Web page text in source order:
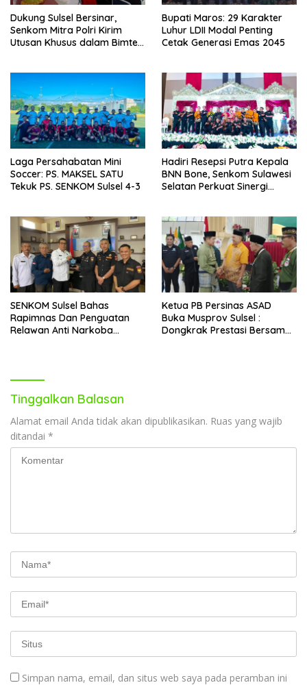
Dukung Sulsel Bersinar,
Senkom Mitra Polri Kirim
Utusan Khusus dalam Bimtek
Bupati Maros: 29 Karakter
Luhur LDII Modal Penting
Cetak Generasi Emas 2045
Laga Persahabatan Mini
Soccer: PS. MAKSEL SATU
Tekuk PS. SENKOM Sulsel 4-3
Hadiri Resepsi Putra Kepala
BNN Bone, Senkom Sulawesi
Selatan Perkuat Sinergi
SENKOM Sulsel Bahas
Rapimnas Dan Penguatan
Relawan Anti Narkoba
Ketua PB Persinas ASAD
Buka Musprov Sulsel :
Dongkrak Prestasi Bersama
Tinggalkan Balasan
Alamat email Anda tidak akan dipublikasikan. Ruas yang wajib
ditandai *
Simpan nama, email, dan situs web saya pada peramban ini